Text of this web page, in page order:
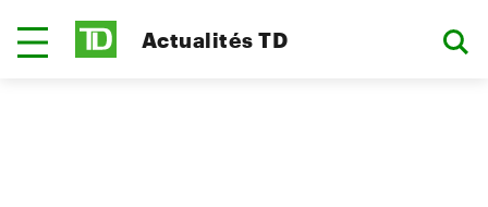
Actualités TD